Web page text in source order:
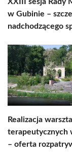
w Gubinie –
nadchodzącego
Realizacja
terapeutycznych
– oferta